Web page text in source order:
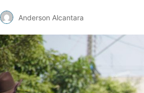
Anderson Alcantara